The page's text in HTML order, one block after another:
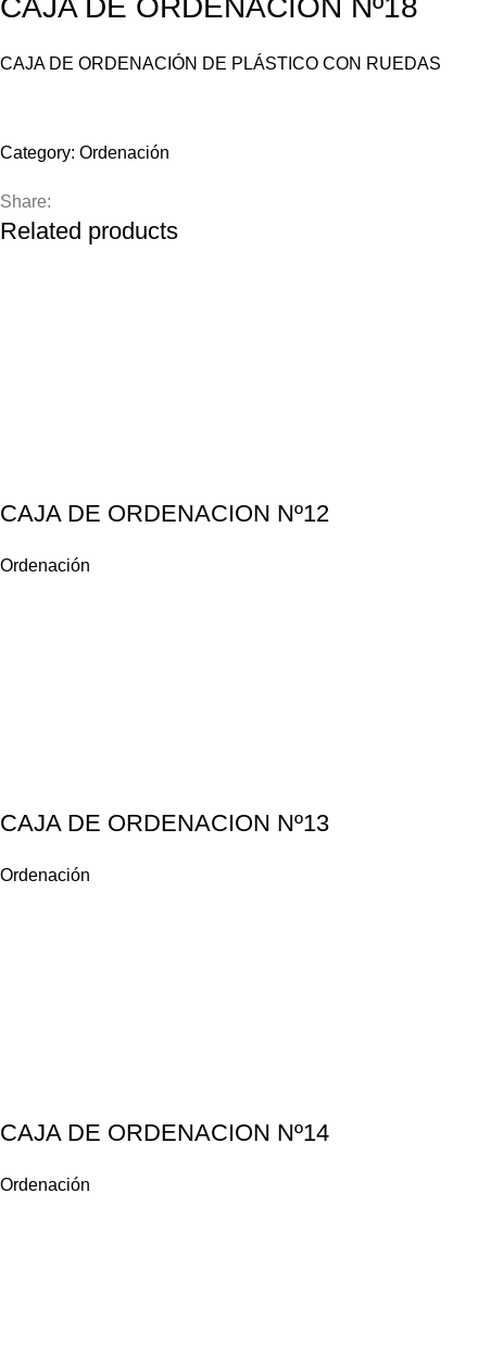
CAJA DE ORDENACIÓN DE PLÁSTICO CON RUEDAS
Category: Ordenación
Share:
Related products
CAJA DE ORDENACION Nº12
Ordenación
CAJA DE ORDENACION Nº13
Ordenación
CAJA DE ORDENACION Nº14
Ordenación